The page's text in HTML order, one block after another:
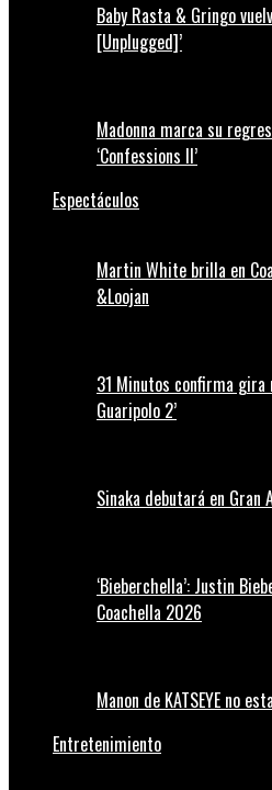
Baby Rasta & Gringo
[Unplugged]’
Madonna marca su
‘Confessions II’
Espectáculos
Martin White brilla en
&Loojan
31 Minutos confirma gira
Guaripolo 2’
Sinaka debutará en Gran
‘Bieberchella’: Justin
Coachella 2026
Manon de KATSEYE no
Entretenimiento